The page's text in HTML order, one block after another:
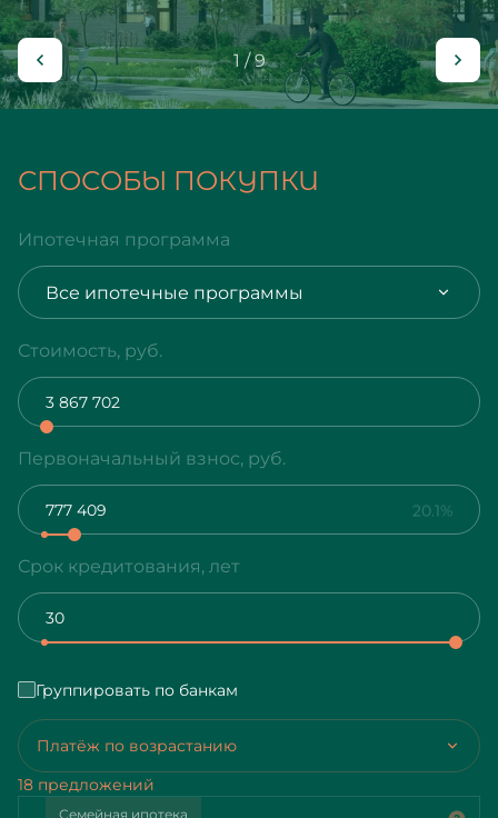
1 / 9
СПОСОБЫ ПОКУПКИ
Ипотечная программа
Все ипотечные программы
Стоимость, руб.
Первоначальный взнос, руб.
20.1%
Срок кредитования, лет
Группировать по банкам
Платёж по возрастанию
18 предложений
Семейная ипотека